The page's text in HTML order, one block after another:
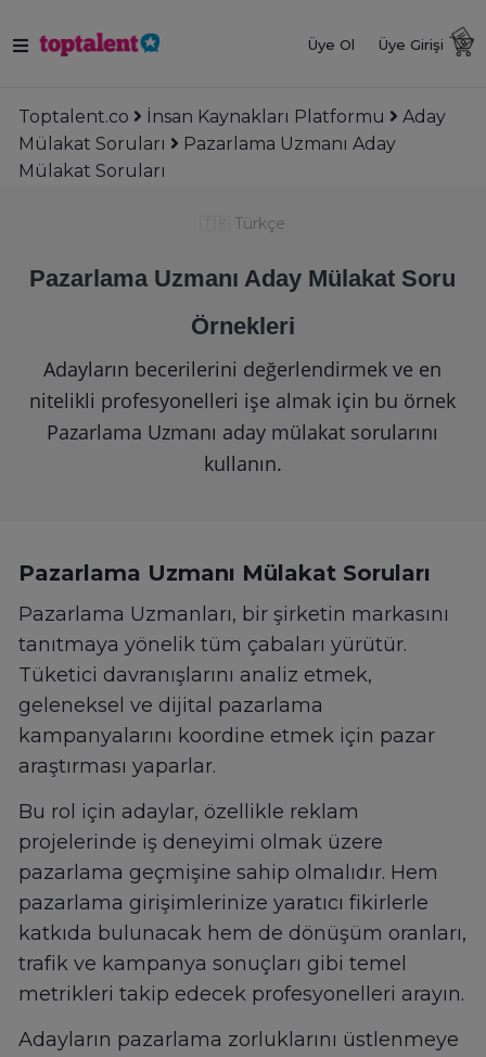
Üye Ol Üye Girişi
Toptalent.co İnsan Kaynakları Platformu
Aday
Mülakat Soruları
Pazarlama Uzmanı Aday
Mülakat Soruları
Türkçe
Pazarlama Uzmanı Aday Mülakat Soru
Örnekleri
Adayların becerilerini değerlendirmek ve en
nitelikli profesyonelleri işe almak için bu örnek
Pazarlama Uzmanı aday mülakat sorularını
kullanın.
Pazarlama Uzmanı Mülakat Soruları
Pazarlama Uzmanları, bir şirketin markasını
tanıtmaya yönelik tüm çabaları yürütür.
Tüketici davranışlarını analiz etmek,
geleneksel ve dijital pazarlama
kampanyalarını koordine etmek için pazar
araştırması yaparlar.
Bu rol için adaylar, özellikle reklam
projelerinde iş deneyimi olmak üzere
pazarlama geçmişine sahip olmalıdır. Hem
pazarlama girişimlerinize yaratıcı fikirlerle
katkıda bulunacak hem de dönüşüm oranları,
trafik ve kampanya sonuçları gibi temel
metrikleri takip edecek profesyonelleri arayın.
Adayların pazarlama zorluklarını üstlenmeye